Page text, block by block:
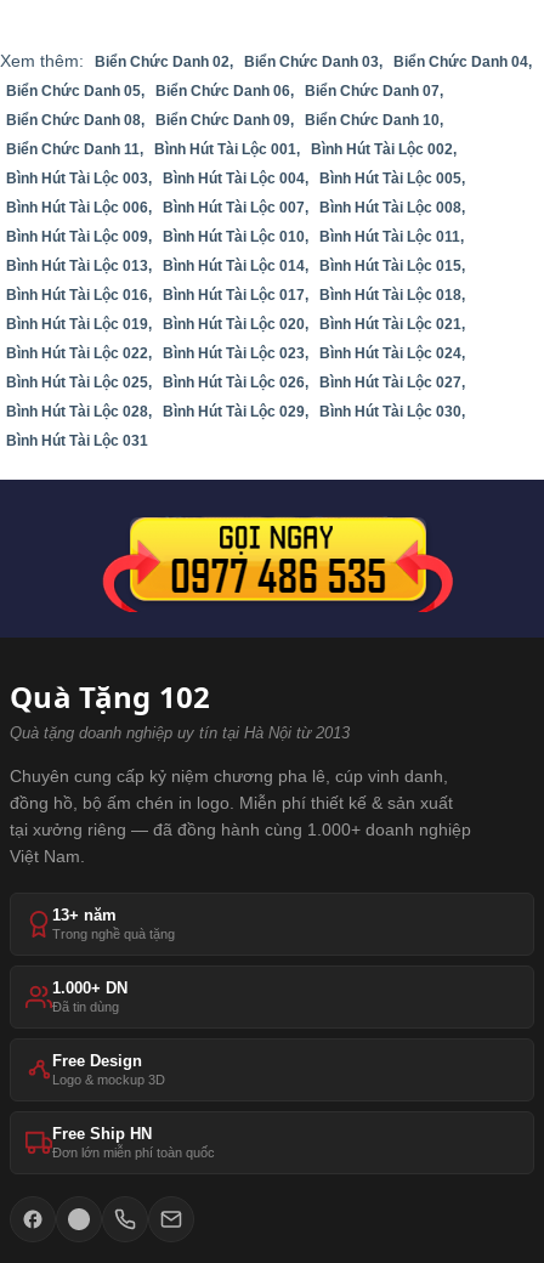
Xem thêm: Biển Chức Danh 02, Biển Chức Danh 03,
Biển Chức Danh 04,
Biển Chức Danh 05,
Biển Chức Danh 06,
Biển Chức Danh 07,
Biển Chức Danh 08,
Biển Chức Danh 09,
Biển Chức Danh 10,
Biển Chức Danh 11,
Bình Hút Tài Lộc 001,
Bình Hút Tài Lộc 002,
Bình Hút Tài Lộc 003,
Bình Hút Tài Lộc 004,
Bình Hút Tài Lộc 005,
Bình Hút Tài Lộc 006,
Bình Hút Tài Lộc 007,
Bình Hút Tài Lộc 008,
Bình Hút Tài Lộc 009,
Bình Hút Tài Lộc 010,
Bình Hút Tài Lộc 011,
Bình Hút Tài Lộc 013,
Bình Hút Tài Lộc 014,
Bình Hút Tài Lộc 015,
Bình Hút Tài Lộc 016,
Bình Hút Tài Lộc 017,
Bình Hút Tài Lộc 018,
Bình Hút Tài Lộc 019,
Bình Hút Tài Lộc 020,
Bình Hút Tài Lộc 021,
Bình Hút Tài Lộc 022,
Bình Hút Tài Lộc 023,
Bình Hút Tài Lộc 024,
Bình Hút Tài Lộc 025,
Bình Hút Tài Lộc 026,
Bình Hút Tài Lộc 027,
Bình Hút Tài Lộc 028,
Bình Hút Tài Lộc 029,
Bình Hút Tài Lộc 030,
Bình Hút Tài Lộc 031
Quà Tặng 102
Quà tặng doanh nghiệp uy tín tại Hà Nội từ 2013
Chuyên cung cấp kỷ niệm chương pha lê, cúp vinh danh,
đồng hồ, bộ ấm chén in logo. Miễn phí thiết kế & sản xuất
tại xưởng riêng — đã đồng hành cùng 1.000+ doanh nghiệp
Việt Nam.
13+ năm
Trong nghề quà tặng
1.000+ DN
Đã tin dùng
Free Design
Logo & mockup 3D
Free Ship HN
Đơn lớn miễn phí toàn quốc